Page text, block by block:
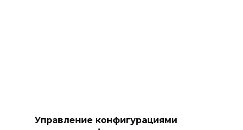
Управление конфигурациями